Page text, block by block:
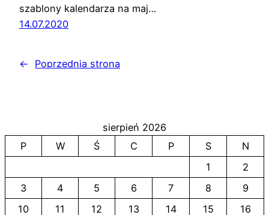
szablony kalendarza na maj…
14.07.2020
← Poprzednia strona
sierpień 2026
P
W Ś C P S
N
1
2
3
4 5 6 7 8
9
10
11 12 13 14 15 16